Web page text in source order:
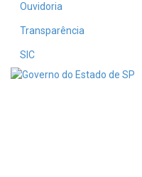
Ouvidoria
Transparência
SIC